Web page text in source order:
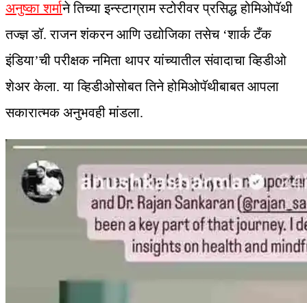
अनुष्का शर्माने तिच्या इन्स्टाग्राम स्टोरीवर प्रसिद्ध होमिओपॅथी
तज्ज्ञ डॉ. राजन शंकरन आणि उद्योजिका तसेच ‘शार्क टँक
इंडिया’ची परीक्षक नमिता थापर यांच्यातील संवादाचा व्हिडीओ
शेअर केला. या व्हिडीओसोबत तिने होमिओपॅथीबाबत आपला
सकारात्मक अनुभवही मांडला.